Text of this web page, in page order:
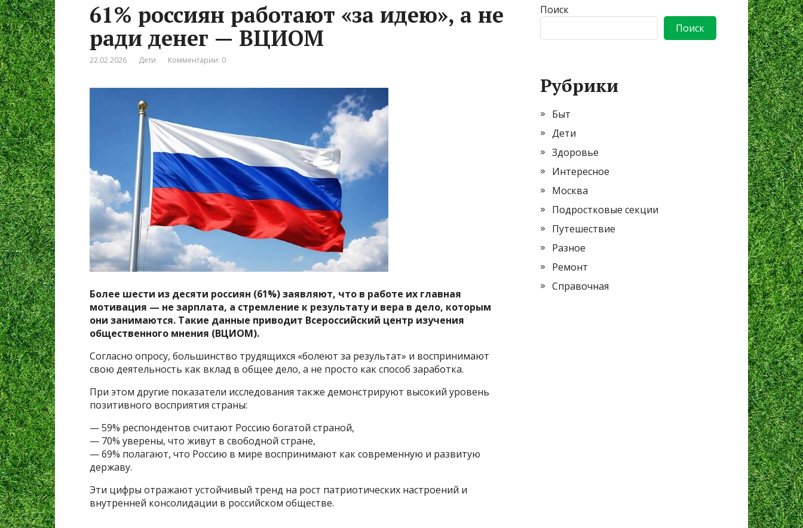
61% россиян работают «за идею», а не
ради денег — ВЦИОМ
22.02.2026 Дети Комментарии: 0
Более шести из десяти россиян (61%) заявляют, что в работе их главная
мотивация — не зарплата, а стремление к результату и вера в дело, которым
они занимаются. Такие данные приводит Всероссийский центр изучения
общественного мнения (ВЦИОМ).
Согласно опросу, большинство трудящихся «болеют за результат» и воспринимают
свою деятельность как вклад в общее дело, а не просто как способ заработка.
При этом другие показатели исследования также демонстрируют высокий уровень
позитивного восприятия страны:
— 59% респондентов считают Россию богатой страной,
— 70% уверены, что живут в свободной стране,
— 69% полагают, что Россию в мире воспринимают как современную и развитую
державу.
Эти цифры отражают устойчивый тренд на рост патриотических настроений и
внутренней консолидации в российском обществе.
Поиск
Поиск
Рубрики
Быт
Дети
Здоровье
Интересное
Москва
Подростковые секции
Путешествие
Разное
Ремонт
Справочная